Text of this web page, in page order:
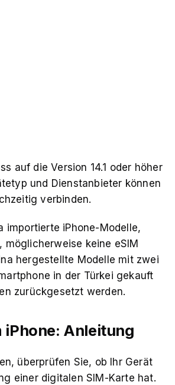
auf die Version 14.1 oder höher
und Dienstanbieter können
verbinden.
importierte iPhone-Modelle,
keine eSIM
hergestellte Modelle mit zwei
in der Türkei gekauft
zurückgesetzt werden.
iPhone: Anleitung
überprüfen Sie, ob Ihr Gerät
einer digitalen SIM-Karte hat.